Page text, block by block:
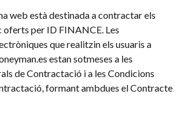
web està destinada a contractar els
oferts per ID FINANCE. Les
que realitzin els usuaris a
estan sotmeses a les
de Contractació i a les Condicions
formant ambdues el Contracte